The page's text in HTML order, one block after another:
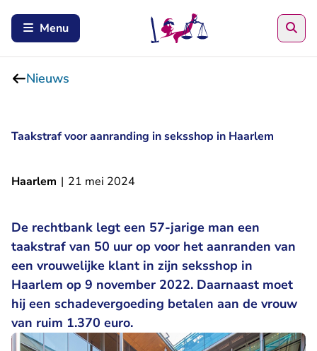
Menu
Nieuws
Taakstraf voor aanranding in seksshop in Haarlem
Haarlem | 21 mei 2024
De rechtbank legt een 57-jarige man een
taakstraf van 50 uur op voor het aanranden van
een vrouwelijke klant in zijn seksshop in
Haarlem op 9 november 2022. Daarnaast moet
hij een schadevergoeding betalen aan de vrouw
van ruim 1.370 euro.